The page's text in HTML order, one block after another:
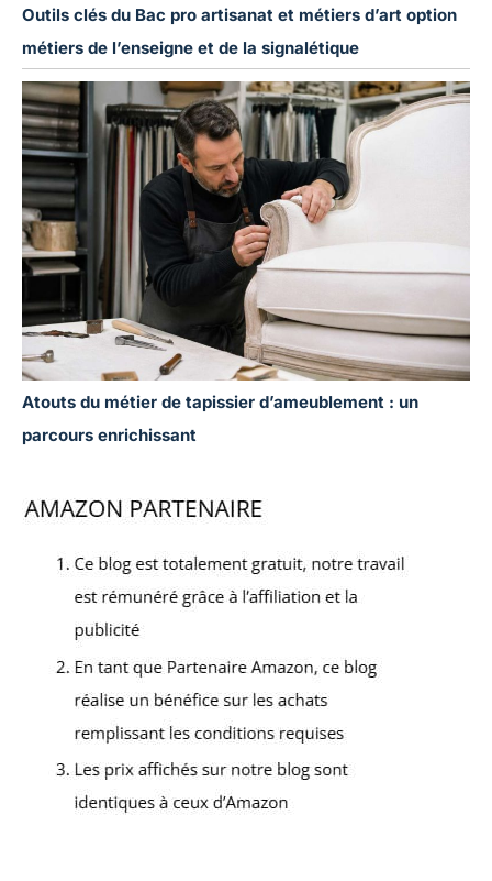
Outils clés du Bac pro artisanat et métiers d’art option
métiers de l’enseigne et de la signalétique
Atouts du métier de tapissier d’ameublement : un
parcours enrichissant